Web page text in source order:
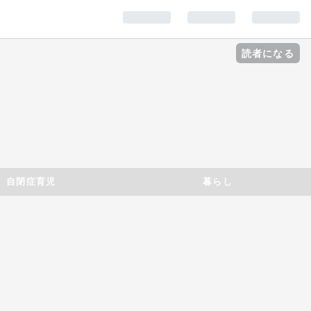
読者になる
自閉症育児 暮らし